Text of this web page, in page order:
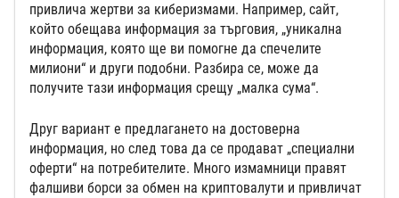
привлича жертви за киберизмами. Например, сайт,
който обещава информация за търговия, „уникална
информация, която ще ви помогне да спечелите
милиони“ и други подобни. Разбира се, може да
получите тази информация срещу „малка сума“.
Друг вариант е предлагането на достоверна
информация, но след това да се продават „специални
оферти“ на потребителите. Много измамници правят
фалшиви борси за обмен на криптовалути и привличат